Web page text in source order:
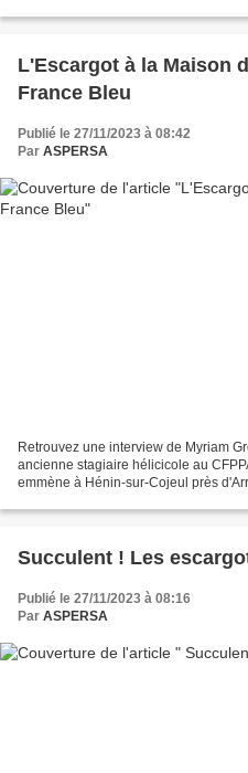
L'Escargot à la Maison
France Bleu
Publié le 27/11/2023 à 08:42
Par ASPERSA
Retrouvez une interview de Myriam
ancienne stagiaire hélicicole au
emmène à Hénin-sur-Cojeul près
Succulent ! Les
Publié le 27/11/2023 à 08:16
Par ASPERSA